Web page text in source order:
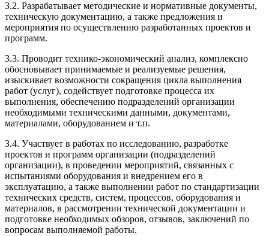
3.2. Разрабатывает методические и нормативные документы,
техническую документацию, а также предложения и
мероприятия по осуществлению разработанных проектов и
программ.
3.3. Проводит технико-экономический анализ, комплексно
обосновывает принимаемые и реализуемые решения,
изыскивает возможности сокращения цикла выполнения
работ (услуг), содействует подготовке процесса их
выполнения, обеспечению подразделений организации
необходимыми техническими данными, документами,
материалами, оборудованием и т.п.
3.4. Участвует в работах по исследованию, разработке
проектов и программ организации (подразделений
организации), в проведении мероприятий, связанных с
испытаниями оборудования и внедрением его в
эксплуатацию, а также выполнении работ по стандартизации
технических средств, систем, процессов, оборудования и
материалов, в рассмотрении технической документации и
подготовке необходимых обзоров, отзывов, заключений по
вопросам выполняемой работы.